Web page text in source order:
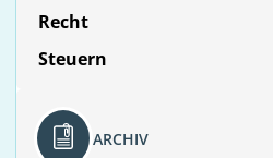
Recht
Steuern
ARCHIV